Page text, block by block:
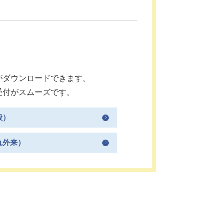
ウンロードできます。
がスムーズです。
来）